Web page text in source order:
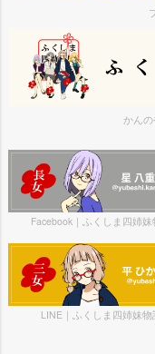
かん
Facebook｜ふくしま四姉妹
LINE｜ふくしま四姉妹物